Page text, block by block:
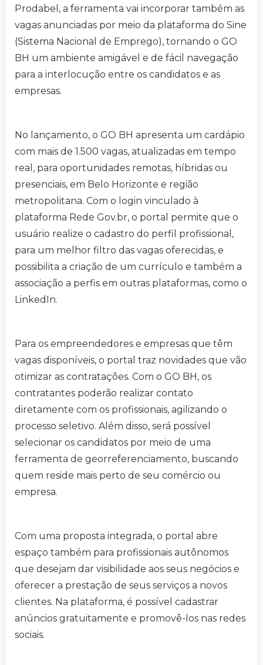
Prodabel, a ferramenta vai incorporar também as
vagas anunciadas por meio da plataforma do Sine
(Sistema Nacional de Emprego), tornando o GO
BH um ambiente amigável e de fácil navegação
para a interlocução entre os candidatos e as
empresas.
No lançamento, o GO BH apresenta um cardápio
com mais de 1.500 vagas, atualizadas em tempo
real, para oportunidades remotas, híbridas ou
presenciais, em Belo Horizonte e região
metropolitana. Com o login vinculado à
plataforma Rede Gov.br, o portal permite que o
usuário realize o cadastro do perfil profissional,
para um melhor filtro das vagas oferecidas, e
possibilita a criação de um currículo e também a
associação a perfis em outras plataformas, como o
LinkedIn.
Para os empreendedores e empresas que têm
vagas disponíveis, o portal traz novidades que vão
otimizar as contratações. Com o GO BH, os
contratantes poderão realizar contato
diretamente com os profissionais, agilizando o
processo seletivo. Além disso, será possível
selecionar os candidatos por meio de uma
ferramenta de georreferenciamento, buscando
quem reside mais perto de seu comércio ou
empresa.
Com uma proposta integrada, o portal abre
espaço também para profissionais autônomos
que desejam dar visibilidade aos seus negócios e
oferecer a prestação de seus serviços a novos
clientes. Na plataforma, é possível cadastrar
anúncios gratuitamente e promovê-los nas redes
sociais.